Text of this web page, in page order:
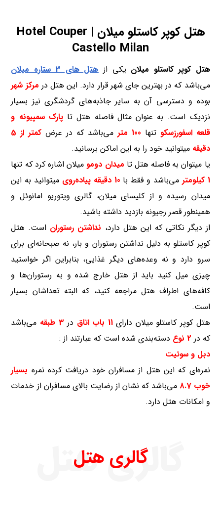
هتل کوپر کاستلو میلان | Hotel Couper
Castello Milan
هتل کوپر کاستلو میلان یکی ازهتل های 3 ستاره
میلان
می‌باشد که در بهترین جای شهر قرار دارد. این هتل در مرکز شهر
بوده و دسترسی آن به سایر جاذبه‌های گردشگری نیز بسیار
نزدیک است. به عنوان مثال فاصله هتل تاپارک سمپیونه و
قلعه اسفورزسکو تنها 100 متر می‌باشد که در عرض
کمتر از 5
دقیقه میتوانید خود را به این اماکن برسانید.
یا میتوان به فاصله هتل تا میدان دومو میلان اشاره کرد که تنها
1 کیلومتر
می‌باشد و فقط با 10 دقیقه پیاده‌روی
میتوانید به این
میدان رسیده و از کلیسای میلان، گالری ویتوریو امانوئل و
همینطور قصر رجیونه بازدید داشته باشید.
از دیگر نکاتی که این هتل دارد، نداشتن رستوران است. هتل
کوپر کاستلو به دلیل نداشتن رستوران و بار، نه صبحانه‌ای برای
سرو دارد و نه وعده‌های دیگر غذایی، بنابراین اگر خواستید
چیزی میل کنید باید از هتل خارج شده و به رستوران‌ها و
کافه‌های اطراف هتل مراجعه کنید، که البته تعداشان بسیار
است.
هتل کوپر کاستلو میلان دارای11 باب اتاق در 3 طبقه
می‌باشد
که در 2 نوع
دسته‌بندی شده است که عبارتند از :
دبل و سوئیت
نمره‌ای که این هتل از مسافران خود دریافت کرده نمره بسیار
خوب 8.7
می‌باشد که نشان از رضایت بالای مسافران از خدمات
و امکانات هتل دارد.
گالری هتل
گالری هتل